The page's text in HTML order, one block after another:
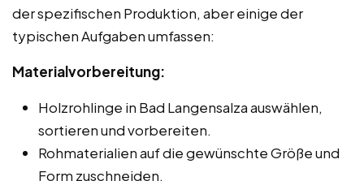
der spezifischen Produktion, aber einige der
typischen Aufgaben umfassen:
Materialvorbereitung:
Holzrohlinge in Bad Langensalza auswählen,
sortieren und vorbereiten.
Rohmaterialien auf die gewünschte Größe und
Form zuschneiden.